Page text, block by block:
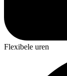
Flexibele uren